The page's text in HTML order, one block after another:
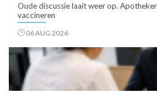
Oude discussie laait weer op.
vaccineren
06 AUG 2026